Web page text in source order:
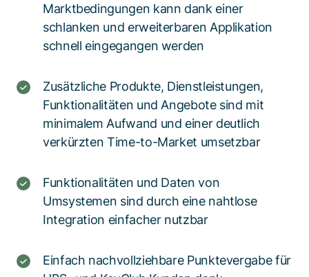
Marktbedingungen kann dank einer
schlanken und erweiterbaren Applikation
schnell eingegangen werden
Zusätzliche Produkte, Dienstleistungen,
Funktionalitäten und Angebote sind mit
minimalem Aufwand und einer deutlich
verkürzten Time-to-Market umsetzbar
Funktionalitäten und Daten von
Umsystemen sind durch eine nahtlose
Integration einfacher nutzbar
Einfach nachvollziehbare Punktevergabe für